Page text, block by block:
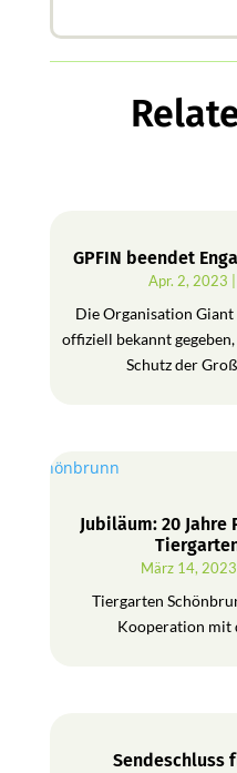
GPFIN beendet
Apr. 2, 2023
Die Organisation Giant
offiziell bekannt
Schutz der
Jubiläum: 20
März 14, 2023
Tiergarten
Kooperation mit
Sendeschluss